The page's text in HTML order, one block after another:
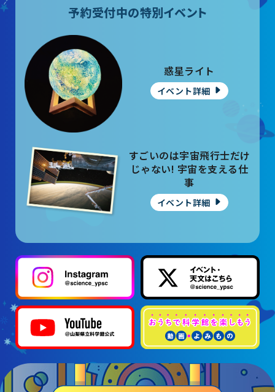
予約受付中の特別イベント
惑星ライト
イベント詳細
すごいのは宇宙飛行士だけ
じゃない! 宇宙を支える仕
事
イベント詳細